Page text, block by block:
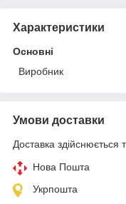
Характеристики
Основні
Виробник
Умови доставки
Доставка здійснюється
Нова Пошта
Укрпошта